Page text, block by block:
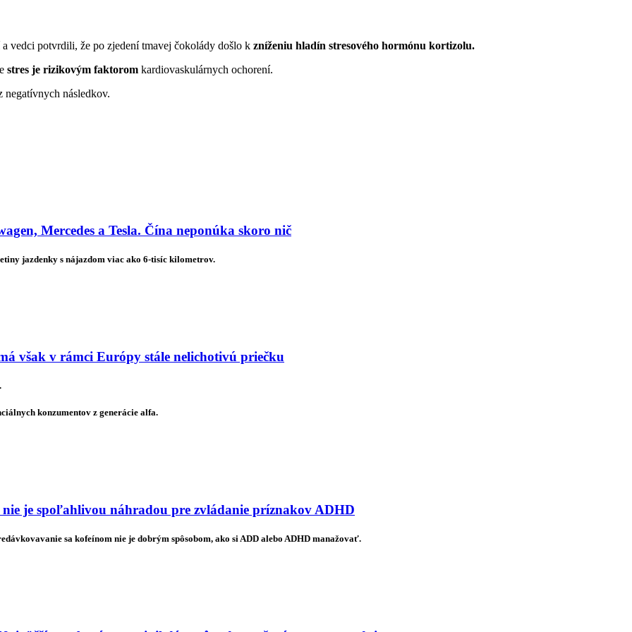
vedci potvrdili, že po zjedení tmavej čokolády došlo k zníženiu hladín stresového hormónu kortizolu.
stres je rizikovým faktorom kardiovaskulárnych ochorení.
následkov.
Mercedes a Tesla. Čína neponúka skoro nič
jazdenky s nájazdom viac ako 6-tisíc kilometrov.
však v rámci Európy stále nelichotivú priečku
konzumentov z generácie alfa.
je spoľahlivou náhradou pre zvládanie príznakov ADHD
sa kofeínom nie je dobrým spôsobom, ako si ADD alebo ADHD manažovať.